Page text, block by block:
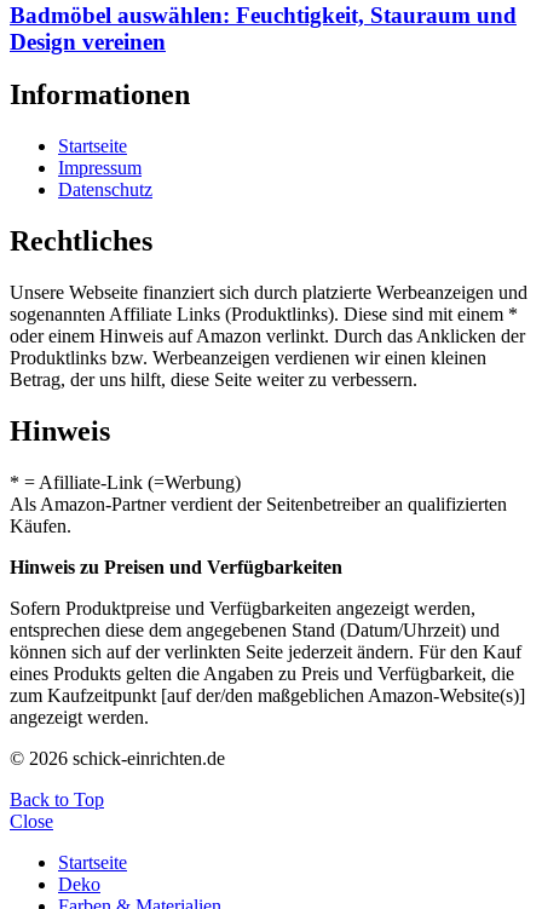
Badmöbel auswählen: Feuchtigkeit, Stauraum und
Design vereinen
Informationen
Startseite
Impressum
Datenschutz
Rechtliches
Unsere Webseite finanziert sich durch platzierte Werbeanzeigen und
sogenannten Affiliate Links (Produktlinks). Diese sind mit einem *
oder einem Hinweis auf Amazon verlinkt. Durch das Anklicken der
Produktlinks bzw. Werbeanzeigen verdienen wir einen kleinen
Betrag, der uns hilft, diese Seite weiter zu verbessern.
Hinweis
* = Afilliate-Link (=Werbung)
Als Amazon-Partner verdient der Seitenbetreiber an qualifizierten
Käufen.
Hinweis zu Preisen und Verfügbarkeiten
Sofern Produktpreise und Verfügbarkeiten angezeigt werden,
entsprechen diese dem angegebenen Stand (Datum/Uhrzeit) und
können sich auf der verlinkten Seite jederzeit ändern. Für den Kauf
eines Produkts gelten die Angaben zu Preis und Verfügbarkeit, die
zum Kaufzeitpunkt [auf der/den maßgeblichen Amazon-Website(s)]
angezeigt werden.
© 2026 schick-einrichten.de
Back to Top
Close
Startseite
Deko